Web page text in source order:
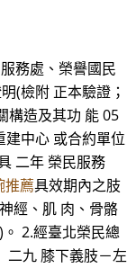
務處、榮譽國民
(檢附 正本驗證；
構造及其功 能 05
中心 或合約單位
二年 榮民服務
推薦具效期內之肢
經、肌 肉、骨骼
2.經臺北榮民總
二九 膝下義肢－左